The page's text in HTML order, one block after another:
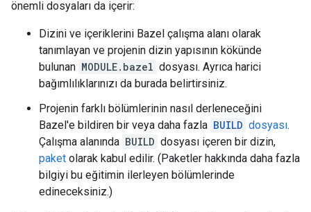
önemli dosyaları da içerir:
Dizini ve içeriklerini Bazel çalışma alanı olarak
tanımlayan ve projenin dizin yapısının kökünde
bulunan MODULE.bazel dosyası. Ayrıca harici
bağımlılıklarınızı da burada belirtirsiniz.
Projenin farklı bölümlerinin nasıl derleneceğini
Bazel'e bildiren bir veya daha fazla BUILD dosyası.
Çalışma alanında BUILD dosyası içeren bir dizin,
paket olarak kabul edilir. (Paketler hakkında daha fazla
bilgiyi bu eğitimin ilerleyen bölümlerinde
edineceksiniz.)